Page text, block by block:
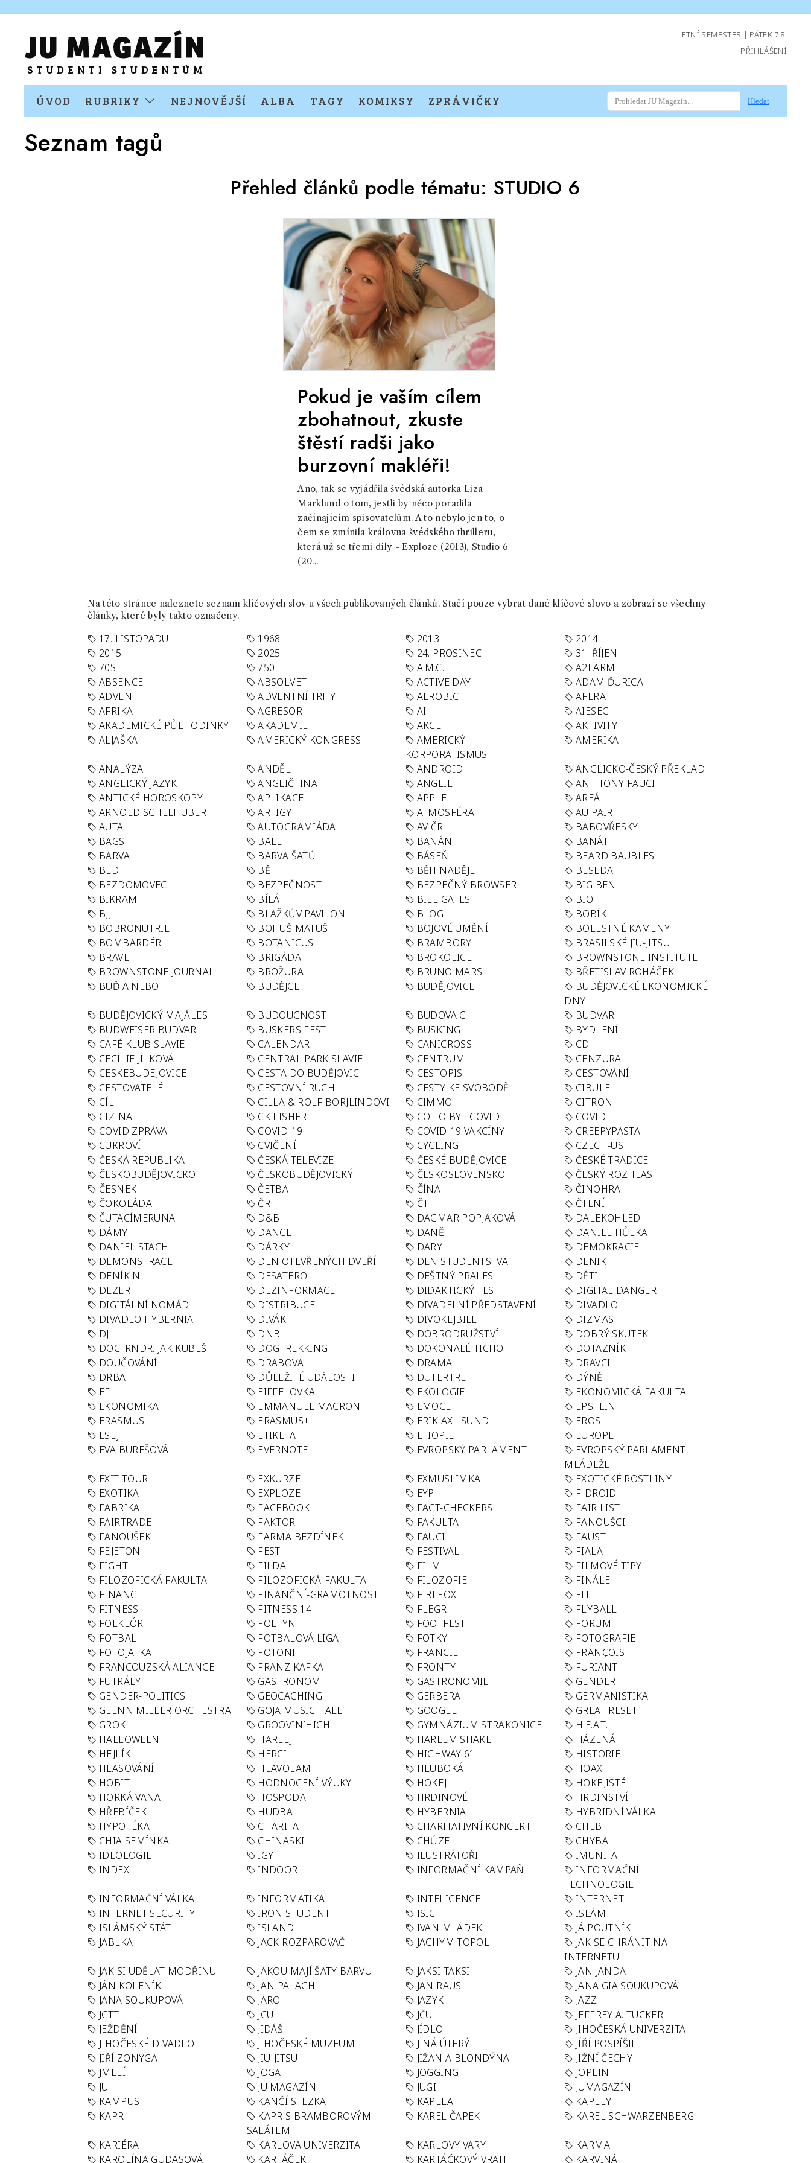
LETNÍ SEMESTER | PÁTEK 7.8.
PŘIHLÁŠENÍ
ÚVOD RUBRIKY NEJNOVĚJŠÍ ALBA TAGY KOMIKSY ZPRÁVIČKY Hledat
Seznam tagů
Přehled článků podle tématu: STUDIO 6
Pokud je vaším cílem
zbohatnout, zkuste
štěstí radši jako
burzovní makléři!
Ano, tak se vyjádřila švédská autorka Liza
Marklund o tom, jestli by něco poradila
začínajícím spisovatelům. A to nebylo jen to, o
čem se zmínila královna švédského thrilleru,
která už se třemi díly - Exploze (2013), Studio 6
(20...
Na této stránce naleznete seznam klíčových slov u všech publikovaných článků. Stačí pouze vybrat dané klíčové slovo a zobrazí se všechny
články, které byly takto označeny.
17. LISTOPADU 1968 2013
2014
2015
2025 24. PROSINEC
31. ŘÍJEN
70S
750 A.M.C.
A2LARM
ABSENCE
ABSOLVET ACTIVE DAY
ADAM ĎURICA
ADVENT
ADVENTNÍ TRHY AEROBIC
AFERA
AFRIKA
AGRESOR AI
AIESEC
AKADEMICKÉ PŮLHODINKY
AKADEMIE AKCE
AKTIVITY
ALJAŠKA
AMERICKÝ KONGRESS
AMERICKÝ
KORPORATISMUS
AMERIKA
ANALÝZA ANDĚL ANDROID
ANGLICKO-ČESKÝ PŘEKLAD
ANGLICKÝ JAZYK
ANGLIČTINA ANGLIE
ANTHONY FAUCI
ANTICKÉ HOROSKOPY
APLIKACE APPLE
AREÁL
ARNOLD SCHLEHUBER
ARTIGY ATMOSFÉRA
AU PAIR
AUTA
AUTOGRAMIÁDA AV ČR
BABOVŘESKY
BAGS
BALET BANÁN
BANÁT
BARVA
BARVA ŠATŮ BÁSEŇ
BEARD BAUBLES
BED
BĚH BĚH NADĚJE
BESEDA
BEZDOMOVEC
BEZPEČNOST BEZPEČNÝ BROWSER
BIG BEN
BIKRAM
BÍLÁ BILL GATES
BIO
BJJ
BLAŽKŮV PAVILON BLOG
BOBÍK
BOBRONUTRIE
BOHUŠ MATUŠ BOJOVÉ UMĚNÍ
BOLESTNÉ KAMENY
BOMBARDÉR
BOTANICUS BRAMBORY
BRASILSKÉ JIU-JITSU
BRAVE
BRIGÁDA BROKOLICE
BROWNSTONE INSTITUTE
BROWNSTONE JOURNAL
BROŽURA BRUNO MARS
BŘETISLAV ROHÁČEK
BUĎ A NEBO
BUDĚJCE BUDĚJOVICE
BUDĚJOVICKÉ EKONOMICKÉ
DNY
BUDĚJOVICKÝ MAJÁLES
BUDOUCNOST BUDOVA C
BUDVAR
BUDWEISER BUDVAR
BUSKERS FEST BUSKING
BYDLENÍ
CAFÉ KLUB SLAVIE
CALENDAR CANICROSS
CD
CECÍLIE JÍLKOVÁ
CENTRAL PARK SLAVIE CENTRUM
CENZURA
CESKEBUDEJOVICE
CESTA DO BUDĚJOVIC CESTOPIS
CESTOVÁNÍ
CESTOVATELÉ
CESTOVNÍ RUCH CESTY KE SVOBODĚ
CIBULE
CÍL
CILLA & ROLF BÖRJLINDOVI CIMMO
CITRON
CIZINA
CK FISHER CO TO BYL COVID
COVID
COVID ZPRÁVA
COVID-19 COVID-19 VAKCÍNY
CREEPYPASTA
CUKROVÍ
CVIČENÍ CYCLING
CZECH-US
ČESKÁ REPUBLIKA
ČESKÁ TELEVIZE ČESKÉ BUDĚJOVICE
ČESKÉ TRADICE
ČESKOBUDĚJOVICKO
ČESKOBUDĚJOVICKÝ ČESKOSLOVENSKO
ČESKÝ ROZHLAS
ČESNEK
ČETBA ČÍNA
ČINOHRA
ČOKOLÁDA
ČR ČT
ČTENÍ
ČUTACÍMERUNA
D&B DAGMAR POPJAKOVÁ
DALEKOHLED
DÁMY
DANCE DANĚ
DANIEL HŮLKA
DANIEL STACH
DÁRKY DARY
DEMOKRACIE
DEMONSTRACE
DEN OTEVŘENÝCH DVEŘÍ DEN STUDENTSTVA
DENIK
DENÍK N
DESATERO DEŠTNÝ PRALES
DĚTI
DEZERT
DEZINFORMACE DIDAKTICKÝ TEST
DIGITAL DANGER
DIGITÁLNÍ NOMÁD
DISTRIBUCE DIVADELNÍ PŘEDSTAVENÍ
DIVADLO
DIVADLO HYBERNIA
DIVÁK DIVOKEJBILL
DIZMAS
DJ
DNB DOBRODRUŽSTVÍ
DOBRÝ SKUTEK
DOC. RNDR. JAK KUBEŠ
DOGTREKKING DOKONALÉ TICHO
DOTAZNÍK
DOUČOVÁNÍ
DRABOVA DRAMA
DRAVCI
DRBA
DŮLEŽITÉ UDÁLOSTI DUTERTRE
DÝNĚ
EF
EIFFELOVKA EKOLOGIE
EKONOMICKÁ FAKULTA
EKONOMIKA
EMMANUEL MACRON EMOCE
EPSTEIN
ERASMUS
ERASMUS+ ERIK AXL SUND
EROS
ESEJ
ETIKETA ETIOPIE
EUROPE
EVA BUREŠOVÁ
EVERNOTE EVROPSKÝ PARLAMENT
EVROPSKÝ PARLAMENT
MLÁDEŽE
EXIT TOUR
EXKURZE EXMUSLIMKA
EXOTICKÉ ROSTLINY
EXOTIKA
EXPLOZE EYP
F-DROID
FABRIKA
FACEBOOK FACT-CHECKERS
FAIR LIST
FAIRTRADE
FAKTOR FAKULTA
FANOUŠCI
FANOUŠEK
FARMA BEZDÍNEK FAUCI
FAUST
FEJETON
FEST FESTIVAL
FIALA
FIGHT
FILDA FILM
FILMOVÉ TIPY
FILOZOFICKÁ FAKULTA
FILOZOFICKÁ-FAKULTA FILOZOFIE
FINÁLE
FINANCE
FINANČNÍ-GRAMOTNOST FIREFOX
FIT
FITNESS
FITNESS 14 FLEGR
FLYBALL
FOLKLÓR
FOLTYN FOOTFEST
FORUM
FOTBAL
FOTBALOVÁ LIGA FOTKY
FOTOGRAFIE
FOTOJATKA
FOTONI FRANCIE
FRANÇOIS
FRANCOUZSKÁ ALIANCE
FRANZ KAFKA FRONTY
FURIANT
FUTRÁLY
GASTRONOM GASTRONOMIE
GENDER
GENDER-POLITICS
GEOCACHING GERBERA
GERMANISTIKA
GLENN MILLER ORCHESTRA
GOJA MUSIC HALL GOOGLE
GREAT RESET
GROK
GROOVIN´HIGH GYMNÁZIUM STRAKONICE
H.E.A.T.
HALLOWEEN
HARLEJ HARLEM SHAKE
HÁZENÁ
HEJLÍK
HERCI HIGHWAY 61
HISTORIE
HLASOVÁNÍ
HLAVOLAM HLUBOKÁ
HOAX
HOBIT
HODNOCENÍ VÝUKY HOKEJ
HOKEJISTÉ
HORKÁ VANA
HOSPODA HRDINOVÉ
HRDINSTVÍ
HŘEBÍČEK
HUDBA HYBERNIA
HYBRIDNÍ VÁLKA
HYPOTÉKA
CHARITA CHARITATIVNÍ KONCERT
CHEB
CHIA SEMÍNKA
CHINASKI CHŮZE
CHYBA
IDEOLOGIE
IGY ILUSTRÁTOŘI
IMUNITA
INDEX
INDOOR INFORMAČNÍ KAMPAŇ
INFORMAČNÍ
TECHNOLOGIE
INFORMAČNÍ VÁLKA
INFORMATIKA INTELIGENCE
INTERNET
INTERNET SECURITY
IRON STUDENT ISIC
ISLÁM
ISLÁMSKÝ STÁT
ISLAND IVAN MLÁDEK
JÁ POUTNÍK
JABLKA
JACK ROZPAROVAČ JACHYM TOPOL
JAK SE CHRÁNIT NA
INTERNETU
JAK SI UDĚLAT MODŘINU
JAKOU MAJÍ ŠATY BARVU JAKSI TAKSI
JAN JANDA
JÁN KOLENÍK
JAN PALACH JAN RAUS
JANA GIA SOUKUPOVÁ
JANA SOUKUPOVÁ
JARO JAZYK
JAZZ
JCTT
JCU JČU
JEFFREY A. TUCKER
JEŽDĚNÍ
JIDÁŠ JÍDLO
JIHOČESKÁ UNIVERZITA
JIHOČESKÉ DIVADLO
JIHOČESKÉ MUZEUM JINÁ ÚTERÝ
JÍŘÍ POSPÍŠIL
JIŘÍ ZONYGA
JIU-JITSU JIŽAN A BLONDÝNA
JIŽNÍ ČECHY
JMELÍ
JOGA JOGGING
JOPLIN
JU
JU MAGAZÍN JUGI
JUMAGAZÍN
KAMPUS
KANČÍ STEZKA KAPELA
KAPELY
KAPR
KAPR S BRAMBOROVÝM
SALÁTEM
KAREL ČAPEK KAREL SCHWARZENBERG
KARIÉRA KARLOVA UNIVERZITA KARLOVY VARY
KARMA
KAROLÍNA GUDASOVÁ
KARTÁČEK KARTÁČKOVÝ VRAH KARVINÁ